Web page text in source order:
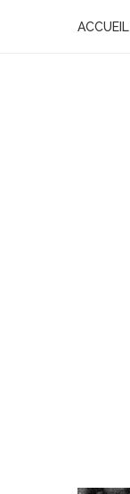
ACCUEIL